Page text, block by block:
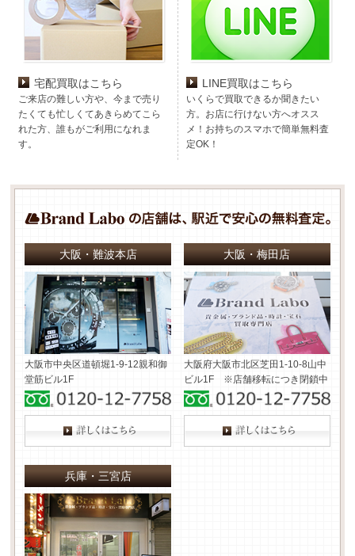
宅配買取はこちら
ご来店の難しい方や、今まで売り
たくても忙しくてあきらめてこら
れた方、誰もがご利用になれま
す。
LINE買取はこちら
いくらで買取できるか聞きたい
方。お店に行けない方へオスス
メ！お持ちのスマホで簡単無料査
定OK！
大阪・難波本店
大阪市中央区道頓堀1-9-12親和御
堂筋ビル1F
大阪・梅田店
大阪府大阪市北区芝田1-10-8山中
ビル1F ※店舗移転につき閉鎖中
兵庫・三宮店